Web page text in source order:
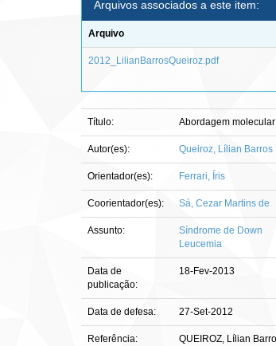
Arquivos associados a este item:
Arquivo
2012_LilianBarrosQueiroz.pdf
Título: Abordagem
Autor(es): Queiroz, Lílian Barros
Orientador(es): Ferrari, Íris
Coorientador(es): Sá, Cezar Martins de
Assunto:
Síndrome de Down
Leucemia
Data de
publicação:
18-Fev-2013
Data de defesa: 27-Set-2012
Referência:
QUEIROZ, Lílian